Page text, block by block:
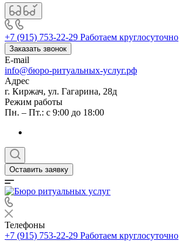
+7 (915) 753-22-29 Работаем круглосуточно
Заказать звонок
E-mail
info@бюро-ритуальных-услуг.рф
Адрес
г. Киржач, ул. Гагарина, 28д
Режим работы
Пн. – Пт.: с 9:00 до 18:00
Оставить заявку
Телефоны
+7 (915) 753-22-29 Работаем круглосуточно